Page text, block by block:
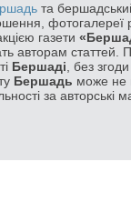
та
фотогалереї
газети
авторам статтей.
Бершаді , без
Бершадь може не
за авторські